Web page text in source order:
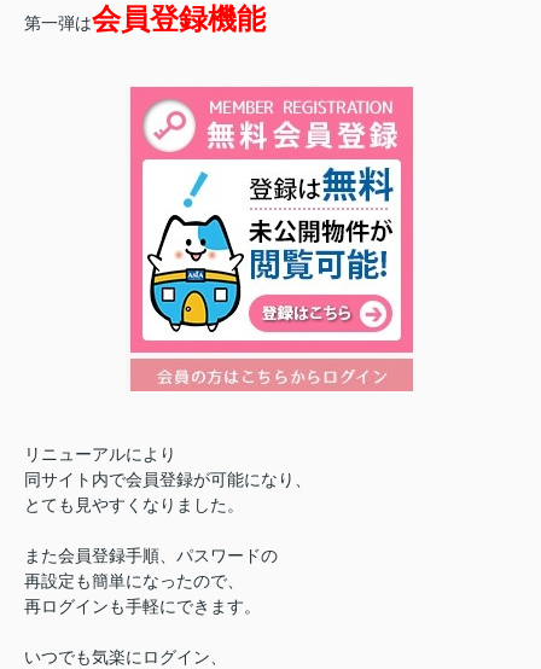
第一弾は会員登録機能
リニューアルにより
同サイト内で会員登録が可能になり、
とても 見やすくなりました。
また会員登録手順、 パスワードの
再設定も簡単になったので、
再ログインも手軽にできます。
いつでも気楽にログイン、